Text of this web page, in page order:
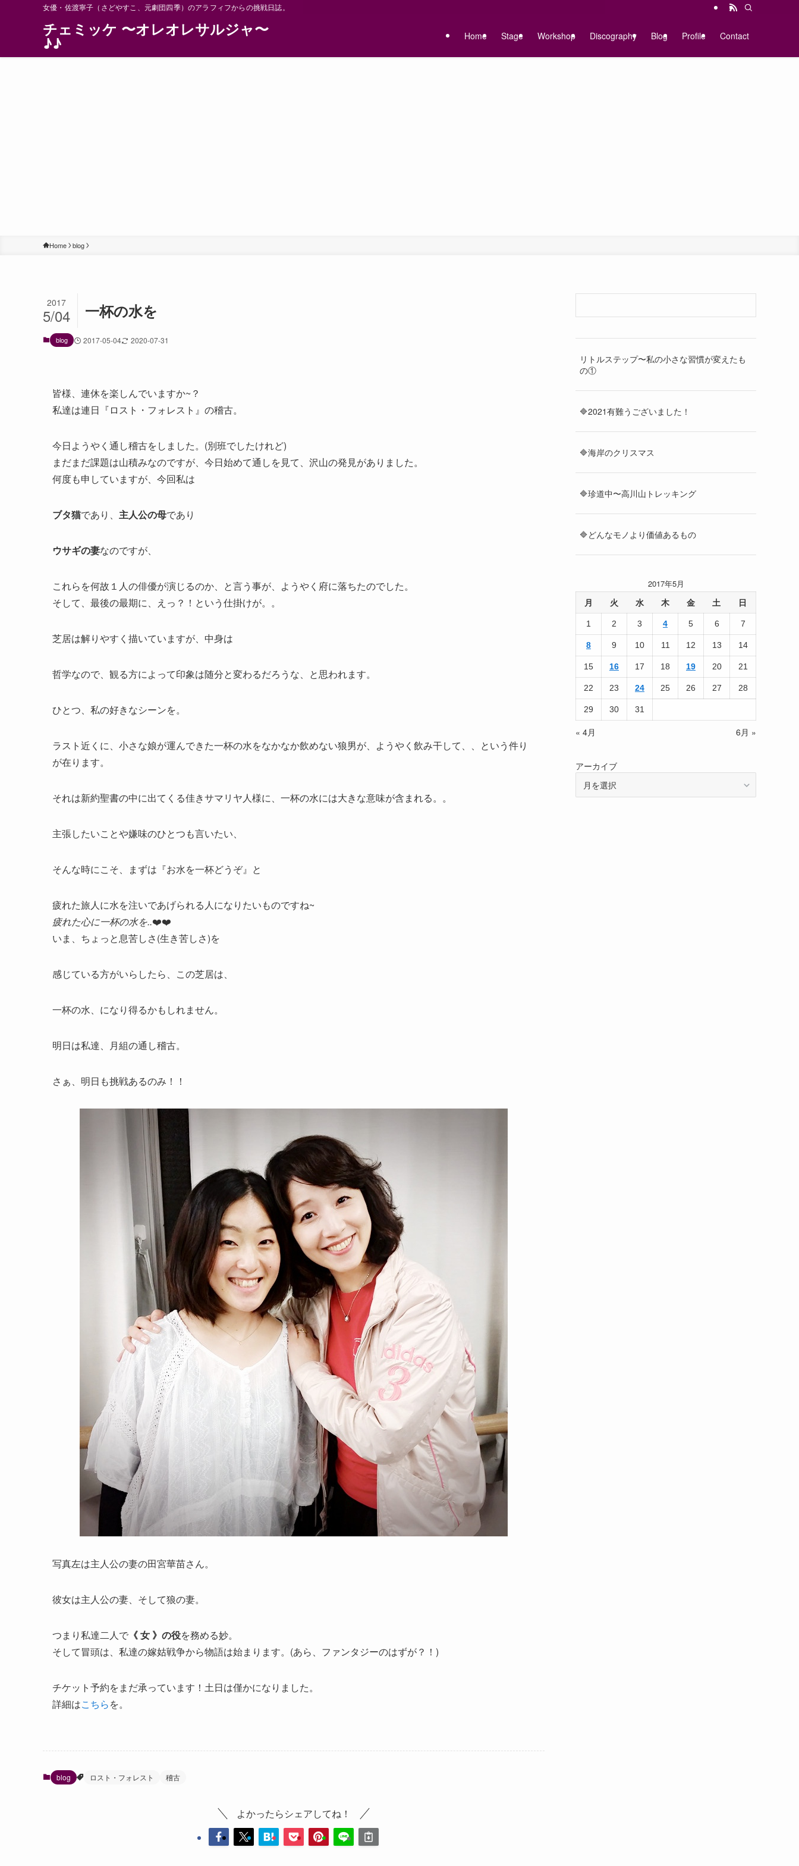
女優・佐渡寧子（さどやすこ、元劇団四季）のアラフィフからの挑戦日誌。
チェミッケ 〜オレオレサルジャ〜
♪♪ Home Stage Workshop Discography Blog Profile Contact
Home blog
一杯の水を
2017
5/04
blog 2017-05-04 2020-07-31
皆様、連休を楽しんでいますか~？
私達は連日『ロスト・フォレスト』の稽古。
今日ようやく通し稽古をしました。(別班でしたけれど)
まだまだ課題は山積みなのですが、今日始めて通しを見て、沢山の発見がありました。
何度も申していますが、今回私は
ブタ猫であり、 主人公の母であり
ウサギの妻なのですが、
これらを何故１人の俳優が演じるのか、と言う事が、ようやく府に落ちたのでした。
そして、最後の最期に、えっ？！という仕掛けが。。
芝居は解りやすく描いていますが、中身は
哲学なので、観る方によって印象は随分と変わるだろうな、と思われます。
ひとつ、私の好きなシーンを。
ラスト近くに、小さな娘が運んできた一杯の水をなかなか飲めない狼男が、ようやく飲み干して、、という件り
が在ります。
それは新約聖書の中に出てくる佳きサマリヤ人様に、一杯の水には大きな意味が含まれる。。
主張したいことや嫌味のひとつも言いたい、
そんな時にこそ、まずは『お水を一杯どうぞ』と
疲れた旅人に水を注いであげられる人になりたいものですね~
疲れた心に一杯の水を..❤️❤️
いま、ちょっと息苦しさ(生き苦しさ)を
感じている方がいらしたら、この芝居は、
一杯の水、になり得るかもしれません。
明日は私達、月組の通し稽古。
さぁ、明日も挑戦あるのみ！！
写真左は主人公の妻の田宮華苗さん。
彼女は主人公の妻、そして狼の妻。
つまり私達二人で 《 女 》の役を務める妙。
そして冒頭は、私達の嫁姑戦争から物語は始まります。(あら、ファンタジーのはずが？！)
チケット予約をまだ承っています！土日は僅かになりました。
詳細はこちらを。
blog ロスト・フォレスト 稽古
よかったらシェアしてね！
リトルステップ〜私の小さな習慣が変えたも
の①
🔷2021有難うございました！
🔷海岸のクリスマス
🔷珍道中〜高川山トレッキング
🔷どんなモノより価値あるもの
2017年5月
月 火 水 木 金 土 日
1 2 3 4 5 6 7
8 9 10 11 12 13 14
15 16 17 18 19 20 21
22 23 24 25 26 27 28
29 30 31
« 4月 6月 »
アーカイブ